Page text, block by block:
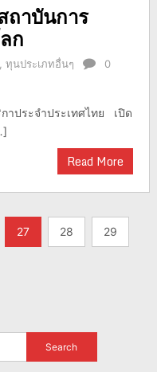
ถาบันการ
ก
ทุนประเภทอื่นๆ
0
าประจำประเทศไทย เปิด
Read More
27 28 29